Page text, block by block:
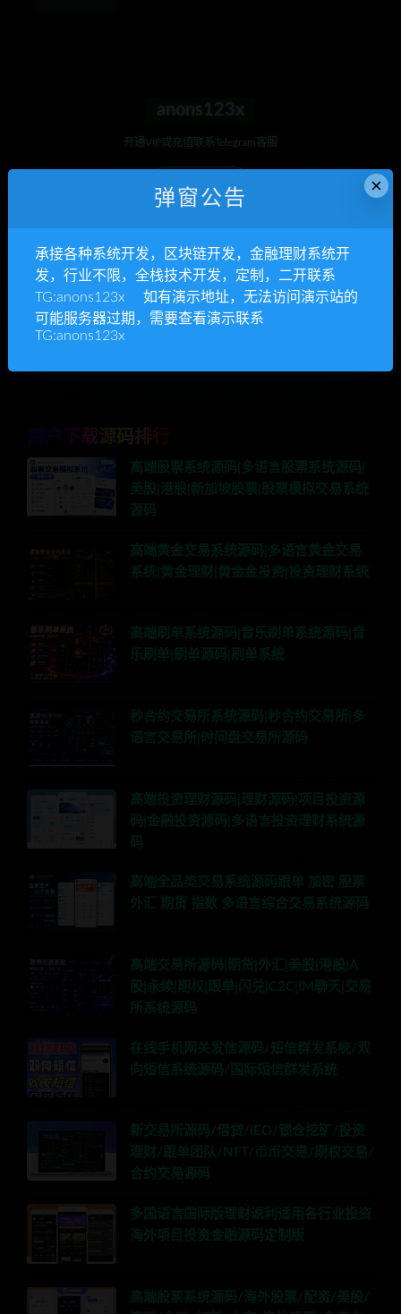
anons123x
开通VIP或充值联系Telegram客服
承接各种系统开发
区块链开发，金融理财系统开发，行业不限
用户下载源码排行
高端股票系统源码|多语言股票系统源码|
美股|港股|新加坡股票|股票模拟交易系统
源码
高端黄金交易系统源码|多语言黄金交易
系统|黄金理财|黄金金投资|投资理财系统
高端刷单系统源码|音乐刷单系统源码|音
乐刷单|刷单源码|刷单系统
秒合约交易所系统源码|秒合约交易所|多
语言交易所|时间盘交易所源码
高端投资理财源码|理财源码|项目投资源
码|金融投资源码|多语言投资理财系统源
码
高端全品类交易系统源码跟单 加密 股票
外汇 期货 指数 多语言综合交易系统源码
高端交易所源码|期货|外汇|美股|港股|A
股|永续|期权|跟单|闪兑|C2C|IM聊天|交易
所系统源码
在线手机网关发信源码/短信群发系统/双
向短信系统源码/国际短信群发系统
新交易所源码/借贷/IEO/锁仓挖矿/投资
理财/跟单团队/NFT/币币交易/期权交易/
合约交易源码
多国语言国际版理财返利适用各行业投资
海外项目投资金融源码定制版
高端股票系统源码/海外股票/配资/美股/
×
弹窗公告
承接各种系统开发，区块链开发，金融理财系统开
发，行业不限，全栈技术开发，定制，二开联系
TG:anons123x 如有演示地址，无法访问演示站的
可能服务器过期，需要查看演示联系
TG:anons123x